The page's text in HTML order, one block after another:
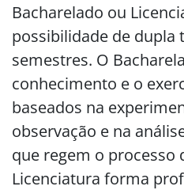
Bacharelado ou
possibilidade de dupla
semestres. O
conhecimento e o
baseados na
observação e na
que regem o processo
Licenciatura forma